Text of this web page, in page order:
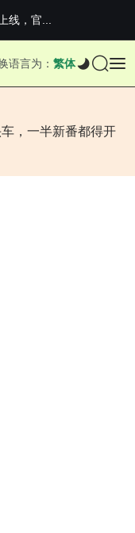
太离谱
线，官...
语言为： 繁体
，一半新番都得开